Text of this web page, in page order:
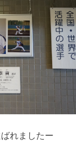
れましたー